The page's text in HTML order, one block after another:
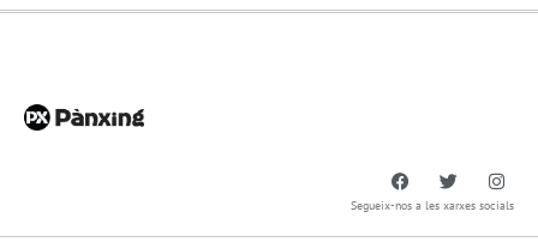
Segueix-nos a les xarxes socials